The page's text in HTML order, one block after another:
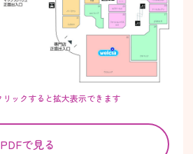
ックすると拡大表示できます
PDFで見る